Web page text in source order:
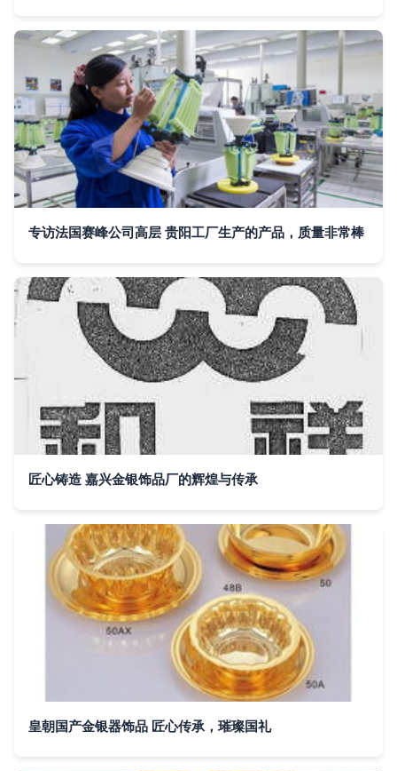
专访法国赛峰公司高层 贵阳工厂生产的产品，质量非常棒
匠心铸造 嘉兴金银饰品厂的辉煌与传承
皇朝国产金银器饰品 匠心传承，璀璨国礼